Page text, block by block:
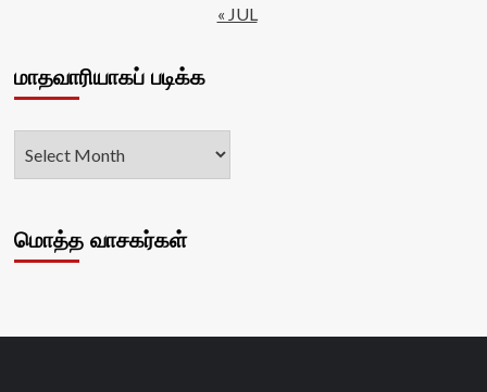
« JUL
மாதவாரியாகப் படிக்க
மொத்த வாசகர்கள்